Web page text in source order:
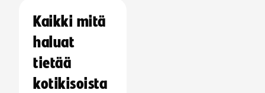
Kaikki mitä
haluat
tietää
kotikisoista